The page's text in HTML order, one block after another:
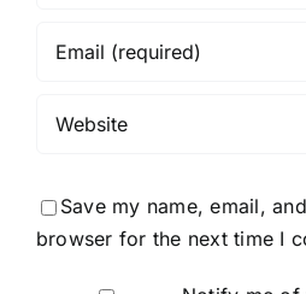
Save my name, email,
browser for the next time I